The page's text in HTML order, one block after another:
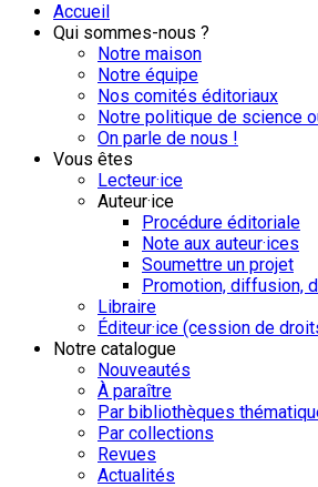
Accueil
Qui sommes-nous ?
Notre maison
Notre équipe
Nos comités éditoriaux
Notre politique de science
On parle de nous !
Vous êtes
Lecteur·ice
Auteur·ice
Procédure éditoriale
Note aux auteur·ices
Soumettre un projet
Promotion, diffusion,
Libraire
Éditeur·ice (cession de
Notre catalogue
Nouveautés
À paraître
Par bibliothèques
Par collections
Revues
Actualités